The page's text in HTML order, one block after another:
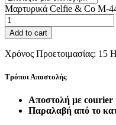
Μαρτυρικά Celfie & Co M-
Add to cart
Χρόνος Προετοιμασίας: 15
Τρόποι Αποστολής
Αποστολή με courier
Παραλαβή από το